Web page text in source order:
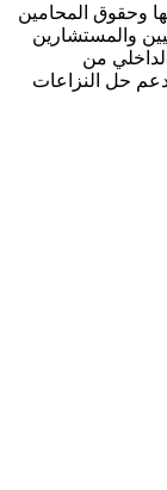
وحقوق المحامين
والمستشارين
من
حل النزاعات